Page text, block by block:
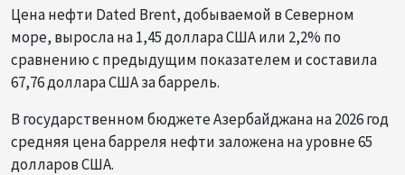
Цена нефти Dated Brent, добываемой в Северном
море, выросла на 1,45 доллара США или 2,2% по
сравнению с предыдущим показателем и составила
67,76 доллара США за баррель.
В государственном бюджете Азербайджана на 2026 год
средняя цена барреля нефти заложена на уровне 65
долларов США.